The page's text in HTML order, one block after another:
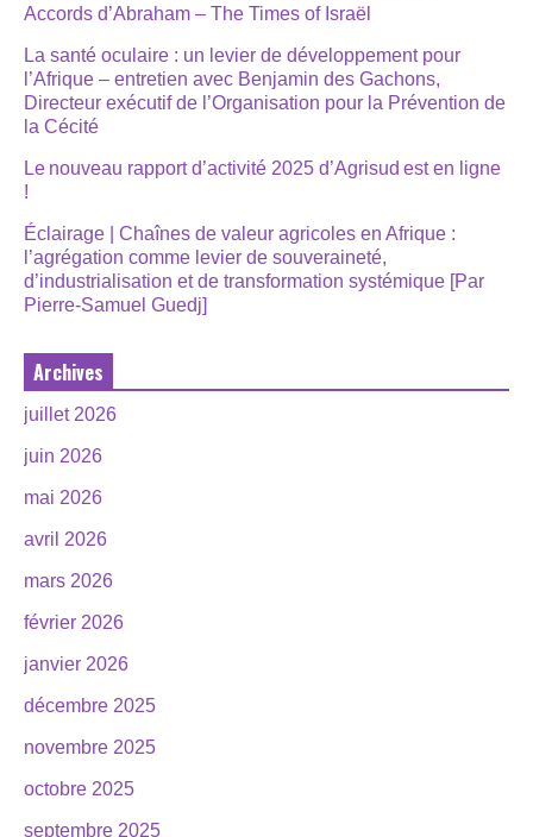
Accords d’Abraham – The Times of Israël
La santé oculaire : un levier de développement pour
l’Afrique – entretien avec Benjamin des Gachons,
Directeur exécutif de l’Organisation pour la Prévention de
la Cécité
Le nouveau rapport d’activité 2025 d’Agrisud est en ligne
!
Éclairage | Chaînes de valeur agricoles en Afrique :
l’agrégation comme levier de souveraineté,
d’industrialisation et de transformation systémique [Par
Pierre-Samuel Guedj]
Archives
juillet 2026
juin 2026
mai 2026
avril 2026
mars 2026
février 2026
janvier 2026
décembre 2025
novembre 2025
octobre 2025
septembre 2025